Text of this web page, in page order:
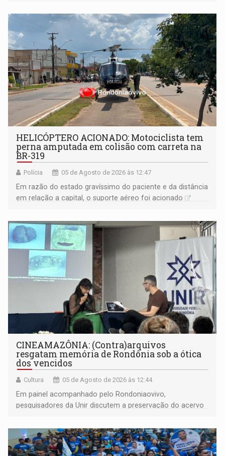
HELICÓPTERO ACIONADO: Motociclista tem
perna amputada em colisão com carreta na
BR-319
Polícia 05 de Agosto de 2026 às 12:47
Em razão do estado gravíssimo do paciente e da distância
em relação a capital, o suporte aéreo foi acionado
CINEAMAZÔNIA: (Contra)arquivos
resgatam memória de Rondônia sob a ótica
dos vencidos
Cultura 05 de Agosto de 2026 às 12:44
Em painel acompanhado pelo Rondoniaovivo,
pesquisadores da Unir discutem a preservação do acervo
memória como bússola para o futuro